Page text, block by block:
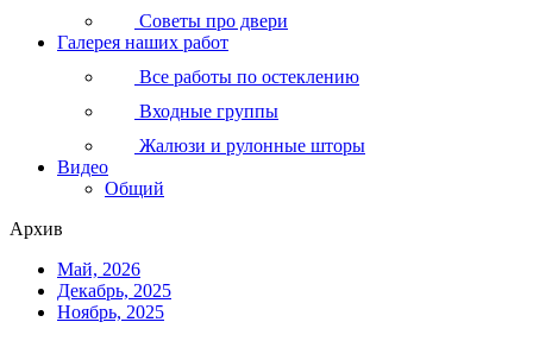
Советы про двери
Галерея наших работ
Все работы по остеклению
Входные группы
Жалюзи и рулонные шторы
Видео
Общий
Архив
Май, 2026
Декабрь, 2025
Ноябрь, 2025